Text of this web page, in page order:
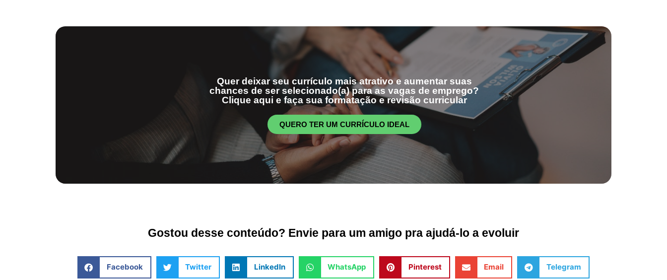
Quer deixar seu currículo mais atrativo e aumentar suas
chances de ser selecionado(a) para as vagas de emprego?
Clique aqui e faça sua formatação e revisão curricular
QUERO TER UM CURRÍCULO IDEAL
Gostou desse conteúdo? Envie para um amigo pra ajudá-lo a evoluir
Facebook Twitter LinkedIn WhatsApp Pinterest Email Telegram